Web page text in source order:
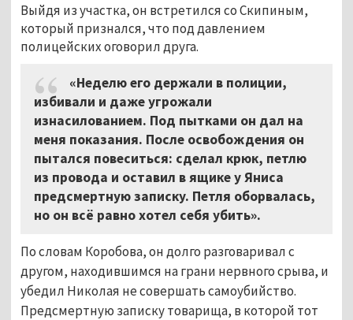
Выйдя из участка, он встретился со Скипиным,
который признался, что под давлением
полицейских оговорил друга.
«Неделю его держали в полиции,
избивали и даже угрожали
изнасилованием. Под пытками он дал на
меня показания. После освобождения он
пытался повеситься: сделал крюк, петлю
из провода и оставил в ящике у Яниса
предсмертную записку. Петля оборвалась,
но он всё равно хотел себя убить».
По словам Коробова, он долго разговаривал с
другом, находившимся на грани нервного срыва, и
убедил Николая не совершать самоубийство.
Предсмертную записку товарища, в которой тот